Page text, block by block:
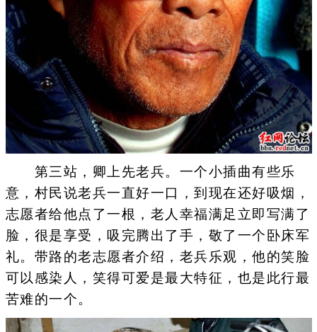
第三站，卿上先老兵。一个小插曲有些乐
意，村民说老兵一直好一口，到现在还好吸烟，
志愿者给他点了一根，老人幸福满足立即写满了
脸，很是享受，吸完腾出了手，敬了一个卧床军
礼。带路的老志愿者介绍，老兵乐观，他的笑脸
可以感染人，笑得可爱是最大特征，也是此行最
苦难的一个。